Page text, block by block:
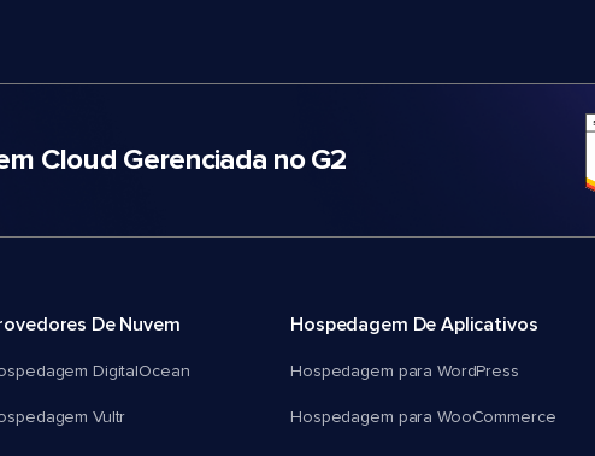
Cloud Gerenciada no G2
De Nuvem
DigitalOcean
Vultr
Hospedagem De Aplicativos
Hospedagem para WordPress
Hospedagem para WooCommerce